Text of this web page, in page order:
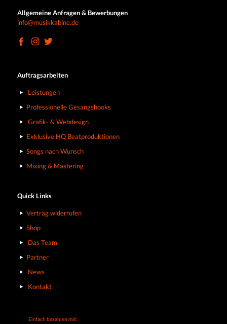
Allgemeine Anfragen & Bewerbungen
info@musikkabine.de
Auftragsarbeiten
Leistungen
Professionelle Gesangshooks
Grafik- & Webdesign
Exklusive HQ Beatproduktionen
Songs nach Wunsch
Mixing & Mastering
Quick Links
Vertrag widerrufen
Shop
Das Team
Partner
News
Kontakt
Einfach bezahlen mit: